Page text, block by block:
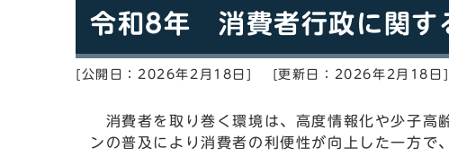
令和8年 消費者行政に関す
[公開日：2026年2月18日] [更新日：2026年2月18日]
消費者を取り巻く環境は、高度情報化や少子高
ンの普及により消費者の利便性が向上した一方で